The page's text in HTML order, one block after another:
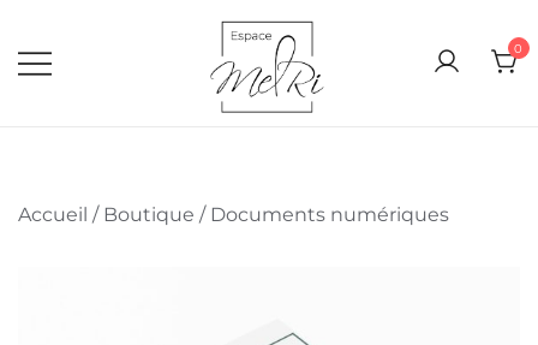
0
Accueil / Boutique / Documents numériques